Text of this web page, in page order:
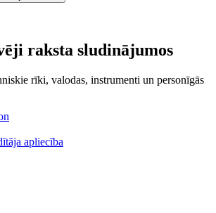
raksta sludinājumos
rīki, valodas, instrumenti un personīgās
apliecība